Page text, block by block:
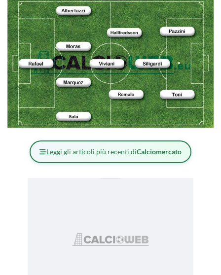
Leggi gli articoli più recenti diCalciomercato